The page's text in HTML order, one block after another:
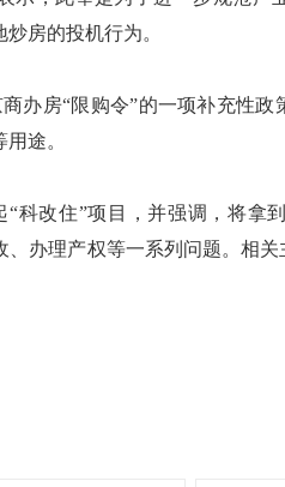
房的投机行为。
房“限购令”的一项补充性政
途。
改住”项目，并强调，将拿
办理产权等一系列问题。相